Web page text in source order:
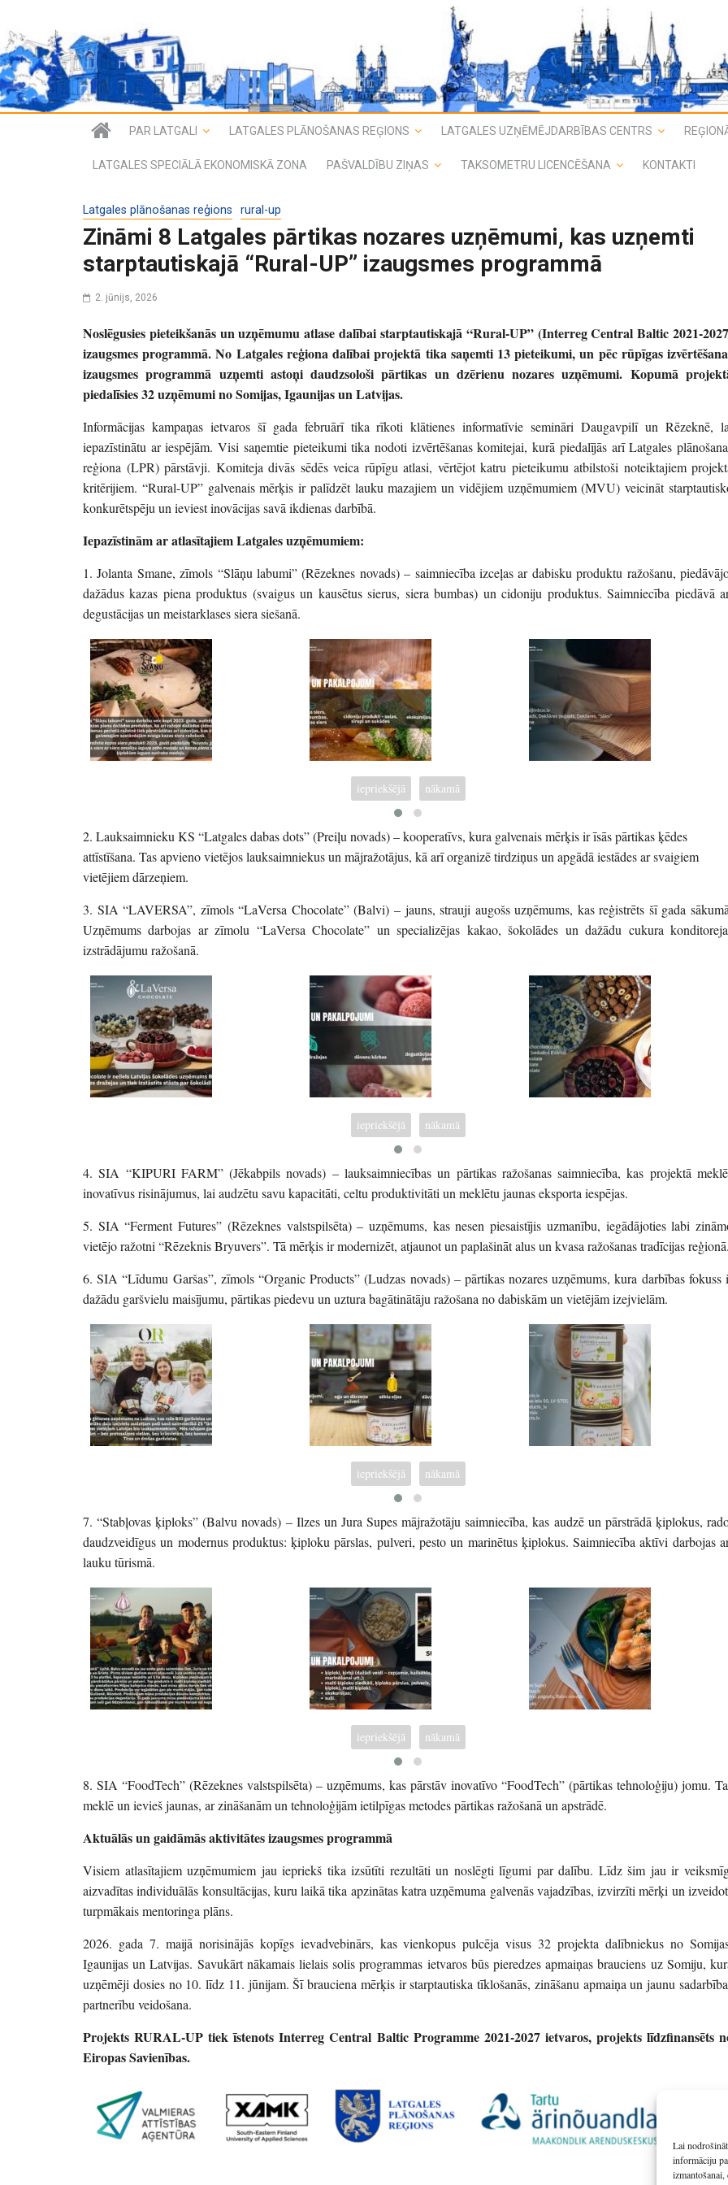
Lai
informāciju
izmantošanai,
PAR LATGALI LATGALES PLĀNOŠANAS REĢIONS LATGALES UZŅĒMĒJDARBĪBAS CENTRS
LATGALES SPECIĀLĀ EKONOMISKĀ ZONA PAŠVALDĪBU ZIŅAS TAKSOMETRU LICENCĒŠANA KONTAKTI
Latgales plānošanas reģions rural-up
Zināmi 8 Latgales pārtikas nozares uzņēmumi, kas uzņemti
starptautiskajā “Rural-UP” izaugsmes programmā
2. jūnijs, 2026
Noslēgusies pieteikšanās un uzņēmumu atlase dalībai starptautiskajā “Rural-UP” (Interreg Central Baltic 2021-
izaugsmes programmā. No Latgales reģiona dalībai projektā tika saņemti 13 pieteikumi, un pēc rūpīgas
izaugsmes programmā uzņemti astoņi daudzsološi pārtikas un dzērienu nozares uzņēmumi. Kopumā
piedalīsies 32 uzņēmumi no Somijas, Igaunijas un Latvijas.
Informācijas kampaņas ietvaros šī gada februārī tika rīkoti klātienes informatīvie semināri Daugavpilī un Rēzeknē,
iepazīstinātu ar iespējām. Visi saņemtie pieteikumi tika nodoti izvērtēšanas komitejai, kurā piedalījās arī Latgales
reģiona (LPR) pārstāvji. Komiteja divās sēdēs veica rūpīgu atlasi, vērtējot katru pieteikumu atbilstoši noteiktajiem
kritērijiem. “Rural-UP” galvenais mērķis ir palīdzēt lauku mazajiem un vidējiem uzņēmumiem (MVU) veicināt
konkurētspēju un ieviest inovācijas savā ikdienas darbībā.
Iepazīstinām ar atlasītajiem Latgales uzņēmumiem:
1. Jolanta Smane, zīmols “Slāņu labumi” (Rēzeknes novads) – saimniecība izceļas ar dabisku produktu ražošanu,
dažādus kazas piena produktus (svaigus un kausētus sierus, siera bumbas) un cidoniju produktus. Saimniecība piedāvā
degustācijas un meistarklases siera siešanā.
iepriekšējā nākamā
2. Lauksaimnieku KS “Latgales dabas dots” (Preiļu novads) – kooperatīvs, kura galvenais mērķis ir īsās pārtikas ķēdes
attīstīšana. Tas apvieno vietējos lauksaimniekus un mājražotājus, kā arī organizē tirdziņus un apgādā iestādes ar svaigiem
vietējiem dārzeņiem.
3. SIA “LAVERSA”, zīmols “LaVersa Chocolate” (Balvi) – jauns, strauji augošs uzņēmums, kas reģistrēts šī gada
Uzņēmums darbojas ar zīmolu “LaVersa Chocolate” un specializējas kakao, šokolādes un dažādu cukura
izstrādājumu ražošanā.
iepriekšējā nākamā
4. SIA “KIPURI FARM” (Jēkabpils novads) – lauksaimniecības un pārtikas ražošanas saimniecība, kas projektā
inovatīvus risinājumus, lai audzētu savu kapacitāti, celtu produktivitāti un meklētu jaunas eksporta iespējas.
5. SIA “Ferment Futures” (Rēzeknes valstspilsēta) – uzņēmums, kas nesen piesaistījis uzmanību, iegādājoties labi
vietējo ražotni “Rēzeknis Bryuvers”. Tā mērķis ir modernizēt, atjaunot un paplašināt alus un kvasa ražošanas tradīcijas
6. SIA “Līdumu Garšas”, zīmols “Organic Products” (Ludzas novads) – pārtikas nozares uzņēmums, kura darbības fokuss
dažādu garšvielu maisījumu, pārtikas piedevu un uztura bagātinātāju ražošana no dabiskām un vietējām izejvielām.
iepriekšējā nākamā
7. “Stabļovas ķiploks” (Balvu novads) – Ilzes un Jura Supes mājražotāju saimniecība, kas audzē un pārstrādā ķiplokus,
daudzveidīgus un modernus produktus: ķiploku pārslas, pulveri, pesto un marinētus ķiplokus. Saimniecība aktīvi darbojas
lauku tūrismā.
iepriekšējā nākamā
8. SIA “FoodTech” (Rēzeknes valstspilsēta) – uzņēmums, kas pārstāv inovatīvo “FoodTech” (pārtikas tehnoloģiju) jomu.
meklē un ievieš jaunas, ar zināšanām un tehnoloģijām ietilpīgas metodes pārtikas ražošanā un apstrādē.
Aktuālās un gaidāmās aktivitātes izaugsmes programmā
Visiem atlasītajiem uzņēmumiem jau iepriekš tika izsūtīti rezultāti un noslēgti līgumi par dalību. Līdz šim jau ir
aizvadītas individuālās konsultācijas, kuru laikā tika apzinātas katra uzņēmuma galvenās vajadzības, izvirzīti mērķi un
turpmākais mentoringa plāns.
2026. gada 7. maijā norisinājās kopīgs ievadvebinārs, kas vienkopus pulcēja visus 32 projekta dalībniekus no
Igaunijas un Latvijas. Savukārt nākamais lielais solis programmas ietvaros būs pieredzes apmaiņas brauciens uz Somiju,
uzņēmēji dosies no 10. līdz 11. jūnijam. Šī brauciena mērķis ir starptautiska tīklošanās, zināšanu apmaiņa un jaunu
partnerību veidošana.
Projekts RURAL-UP tiek īstenots Interreg Central Baltic Programme 2021-2027 ietvaros, projekts līdzfinansēts
Eiropas Savienības.